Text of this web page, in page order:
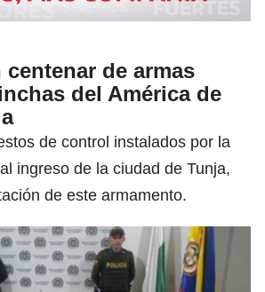
de armas
del América de
de control instalados por la
ingreso de la ciudad de Tunja,
de este armamento.